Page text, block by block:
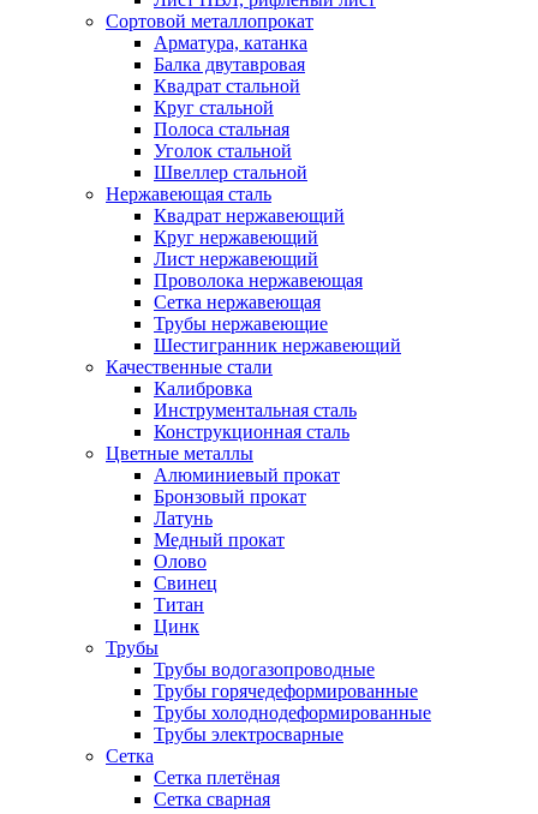
Сортовой металлопрокат
Арматура, катанка
Балка двутавровая
Квадрат стальной
Круг стальной
Полоса стальная
Уголок стальной
Швеллер стальной
Нержавеющая сталь
Квадрат нержавеющий
Круг нержавеющий
Лист нержавеющий
Проволока нержавеющая
Сетка нержавеющая
Трубы нержавеющие
Шестигранник нержавеющий
Качественные стали
Калибровка
Инструментальная сталь
Конструкционная сталь
Цветные металлы
Алюминиевый прокат
Бронзовый прокат
Латунь
Медный прокат
Олово
Свинец
Титан
Цинк
Трубы
Трубы водогазопроводные
Трубы горячедеформированные
Трубы холоднодеформированные
Трубы электросварные
Сетка
Сетка плетёная
Сетка сварная